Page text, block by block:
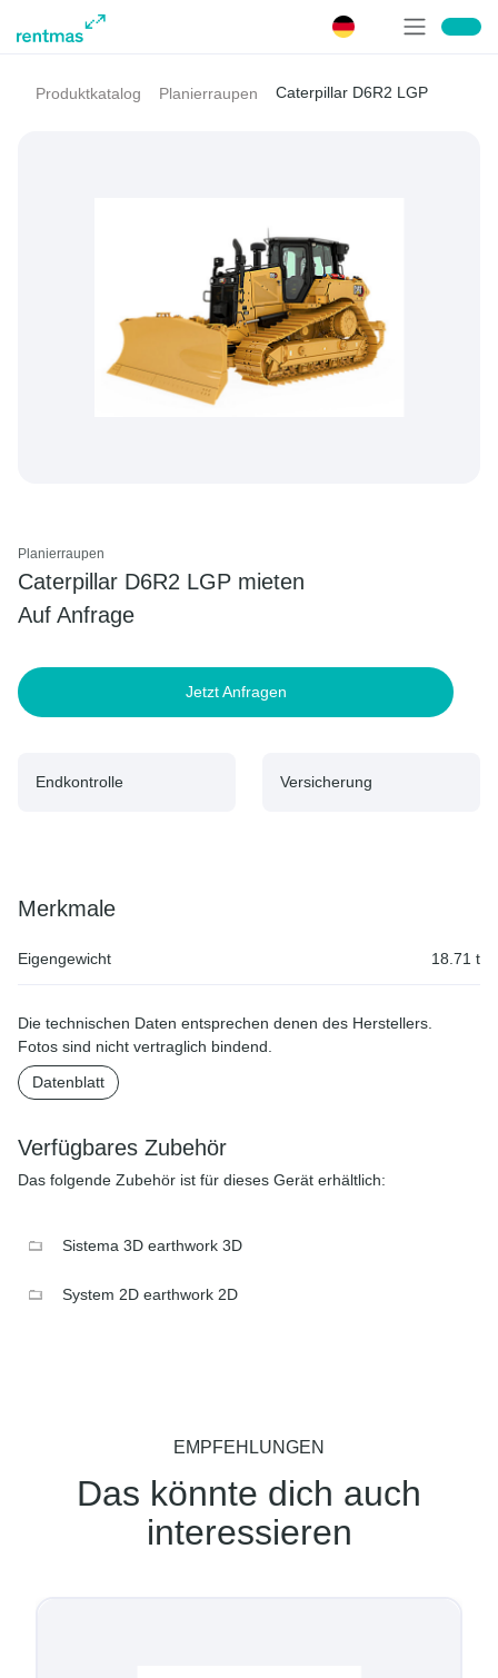
Produktkatalog Planierraupen Caterpillar D6R2 LGP
Planierraupen
Caterpillar D6R2 LGP mieten
Auf Anfrage
Jetzt Anfragen
Endkontrolle Versicherung
Merkmale
Eigengewicht 18.71 t
Die technischen Daten entsprechen denen des Herstellers.
Fotos sind nicht vertraglich bindend.
Datenblatt
Verfügbares Zubehör
Das folgende Zubehör ist für dieses Gerät erhältlich:
Sistema 3D earthwork 3D
System 2D earthwork 2D
EMPFEHLUNGEN
Das könnte dich auch
interessieren